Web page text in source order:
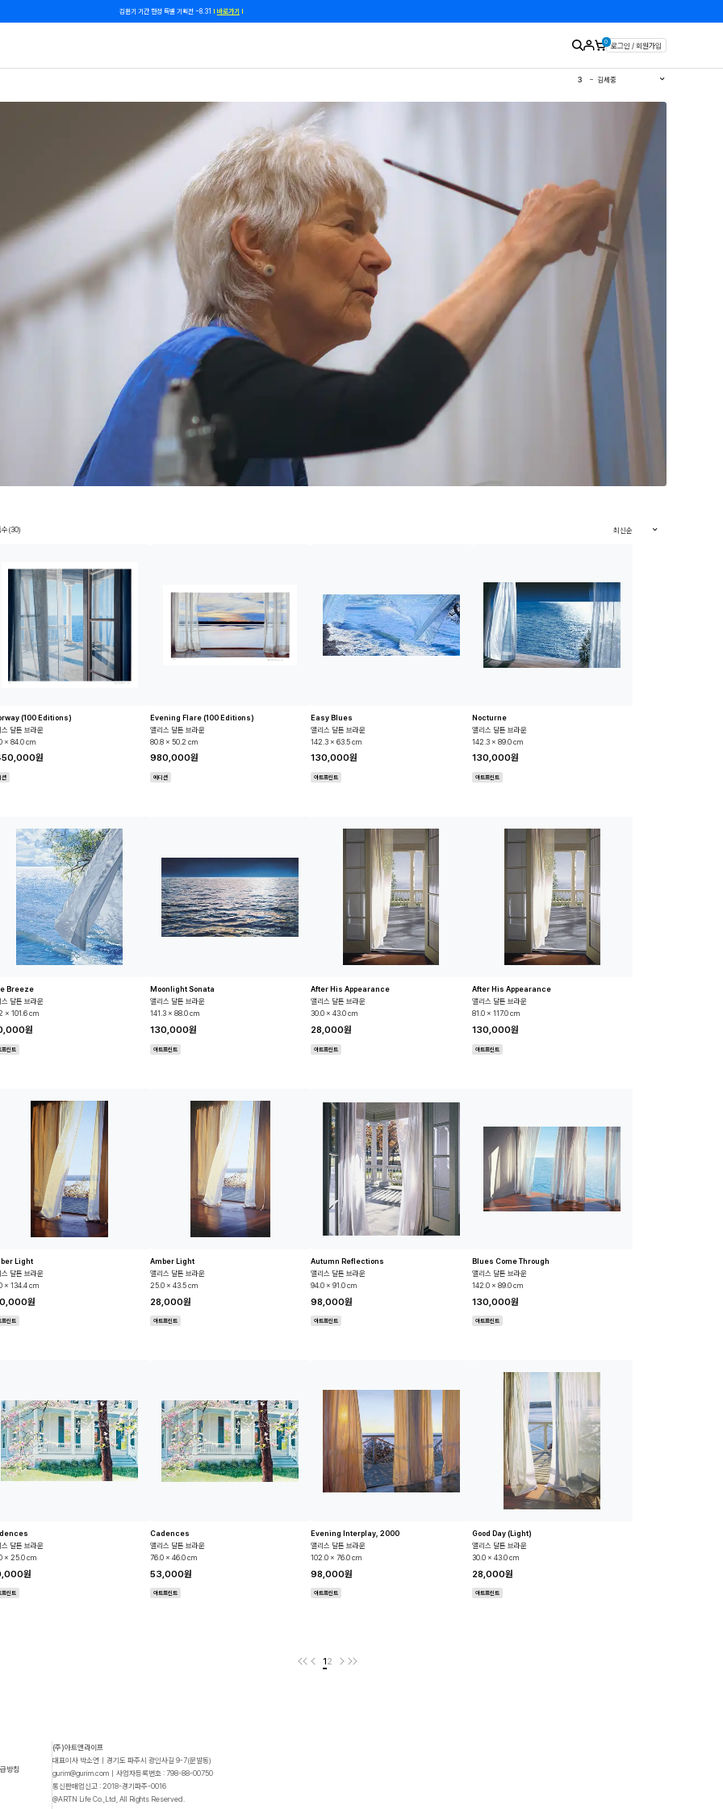
김환기 기간 한정 특별 기획전 ~8.31 바로가기
0 로그인 / 회원가입
2
김경희
3
김세중
수(30) 최신순
(100 Editions)
스 달튼 브라운
x 84.0 cm
원
션
Evening Flare (100 Editions)
앨리스 달튼 브라운
80.8 x 50.2 cm
980,000원
에디션
Easy Blues
앨리스 달튼 브라운
142.3 x 63.5 cm
130,000원
아트프린트
Nocturne
앨리스 달튼 브라운
142.3 x 89.0 cm
130,000원
아트프린트
Breeze
스 달튼 브라운
x 101.6 cm
원
프린트
Moonlight Sonata
앨리스 달튼 브라운
141.3 x 88.0 cm
130,000원
아트프린트
After His Appearance
앨리스 달튼 브라운
30.0 x 43.0 cm
28,000원
아트프린트
After His Appearance
앨리스 달튼 브라운
81.0 x 117.0 cm
130,000원
아트프린트
Light
스 달튼 브라운
x 134.4 cm
원
프린트
Amber Light
앨리스 달튼 브라운
25.0 x 43.5 cm
28,000원
아트프린트
Autumn Reflections
앨리스 달튼 브라운
94.0 x 91.0 cm
98,000원
아트프린트
Blues Come Through
앨리스 달튼 브라운
142.0 x 89.0 cm
130,000원
아트프린트
스 달튼 브라운
x 25.0 cm
원
프린트
Cadences
앨리스 달튼 브라운
76.0 x 46.0 cm
53,000원
아트프린트
Evening Interplay, 2000
앨리스 달튼 브라운
102.0 x 76.0 cm
98,000원
아트프린트
Good Day (Light)
앨리스 달튼 브라운
30.0 x 43.0 cm
28,000원
아트프린트
12
방침
(주)아트앤라이프
대표이사 박소연｜경기도 파주시 광인사길 9-7(문발동)
gurim@gurim.com｜사업자등록번호 : 798-88-00750
통신판매업신고 : 2018-경기파주-0016
@ARTN Life Co.,Ltd, All Rights Reserved.